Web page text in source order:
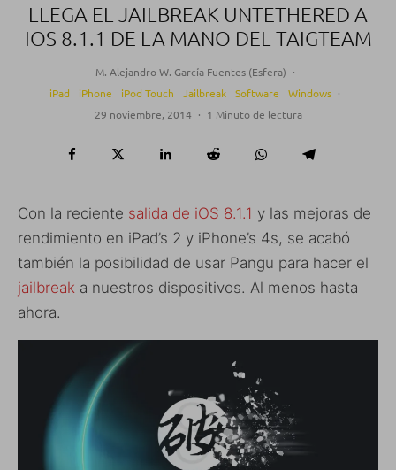
LLEGA EL JAILBREAK UNTETHERED A
IOS 8.1.1 DE LA MANO DEL TAIGTEAM
M. Alejandro W. García Fuentes (Esfera) ·
iPad
iPhone iPod Touch Jailbreak Software Windows ·
29 noviembre, 2014 · 1 Minuto de lectura
Con la reciente salida de iOS 8.1.1 y las mejoras de
rendimiento en iPad’s 2 y iPhone’s 4s, se acabó
también la posibilidad de usar Pangu para hacer el
jailbreak a nuestros dispositivos. Al menos hasta
ahora.